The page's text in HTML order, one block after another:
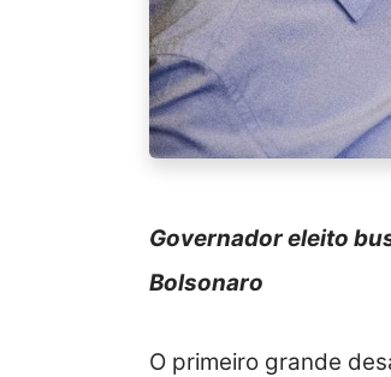
Governador eleito
Bolsonaro
O primeiro grande